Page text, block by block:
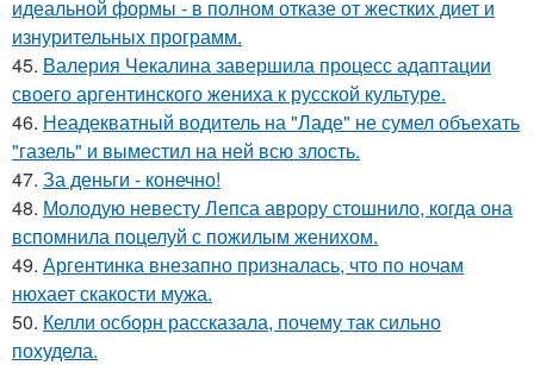
идеальной формы - в полном отказе от жестких диет и
изнурительных программ.
45. Валерия Чекалина завершила процесс адаптации
своего аргентинского жениха к русской культуре.
46. Неадекватный водитель на "Ладе" не сумел объехать
"газель" и выместил на ней всю злость.
47. За деньги - конечно!
48. Молодую невесту Лепса аврору стошнило, когда она
вспомнила поцелуй с пожилым женихом.
49. Аргентинка внезапно призналась, что по ночам
нюхает скакости мужа.
50. Келли осборн рассказала, почему так сильно
похудела.